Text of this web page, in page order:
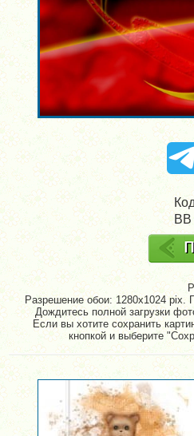
Разрешение обои: 1280x1024 pix.
Дождитесь полной загрузки
Если вы хотите сохранить
кнопкой и выберите